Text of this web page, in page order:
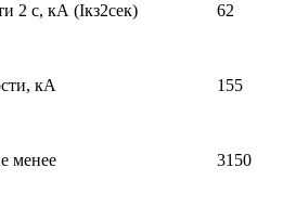
2 с, кА (Iкз2сек) 62
кА 155
менее 3150